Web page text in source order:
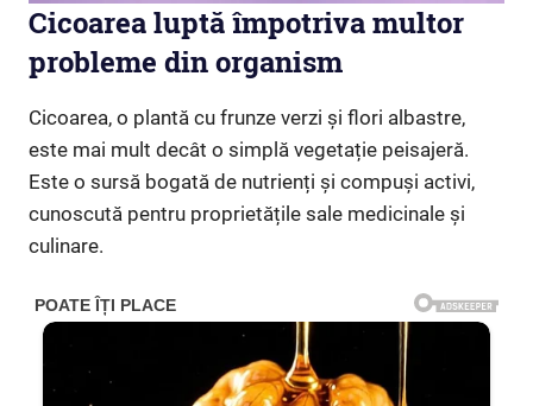
Cicoarea luptă împotriva multor
probleme din organism
Cicoarea, o plantă cu frunze verzi și flori albastre,
este mai mult decât o simplă vegetație peisajeră.
Este o sursă bogată de nutrienți și compuși activi,
cunoscută pentru proprietățile sale medicinale și
culinare.